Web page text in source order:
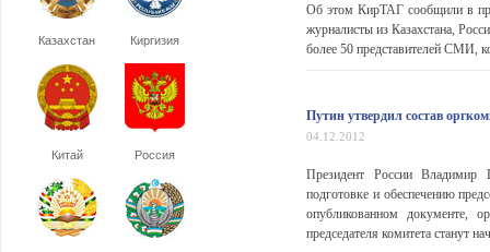
Казахстан Киргизия
Китай Россия
Об этом КирТАГ сообщили в
журналисты из Казахстана,
более 50 представителей СМИ,
Путин утвердил состав
04.12.2012
Президент России Владимир
подготовке и обеспечению
опубликованном документе,
председателя комитета станут